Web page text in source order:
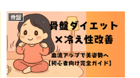
骨盤